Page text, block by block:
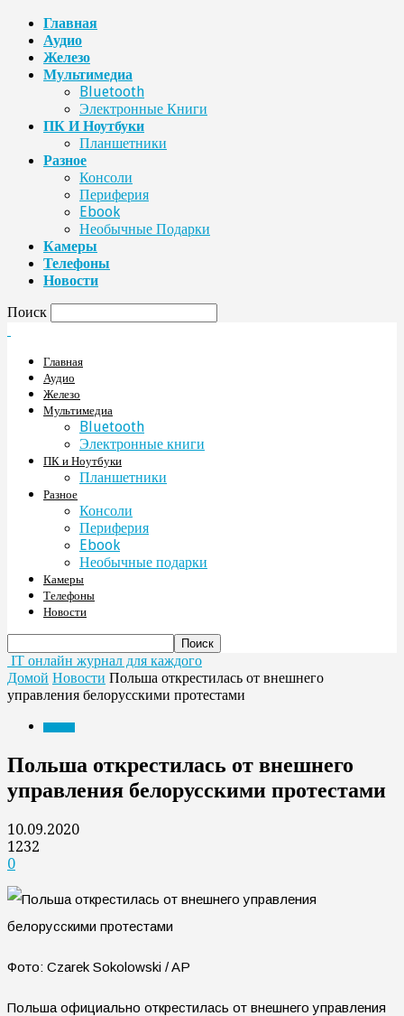
Главная
Аудио
Железо
Мультимедиа
Bluetooth
Электронные Книги
ПК И Ноутбуки
Планшетники
Разное
Консоли
Периферия
Ebook
Необычные Подарки
Камеры
Телефоны
Новости
Поиск
Главная
Аудио
Железо
Мультимедиа
Bluetooth
Электронные книги
ПК и Ноутбуки
Планшетники
Разное
Консоли
Периферия
Ebook
Необычные подарки
Камеры
Телефоны
Новости
IT онлайн журнал для каждого
Домой Новости Польша открестилась от внешнего
управления белорусскими протестами
Польша открестилась от внешнего
управления белорусскими протестами
10.09.2020
1232
0
Фото: Czarek Sokolowski / AP
Польша официально открестилась от внешнего управления